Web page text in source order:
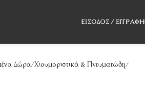
ΕΊΣΟΔΟΣ / ΕΓΓΡΑΦΉ
Δώρα Χιουμοριστικά & Πνευματώδη